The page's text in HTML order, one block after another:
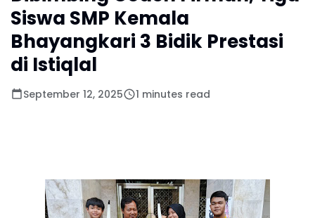
Siswa SMP Kemala
Bhayangkari 3 Bidik Prestasi
di Istiqlal
September 12, 2025 1 minutes read